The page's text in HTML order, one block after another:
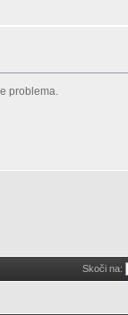
problema.
Skoči na: